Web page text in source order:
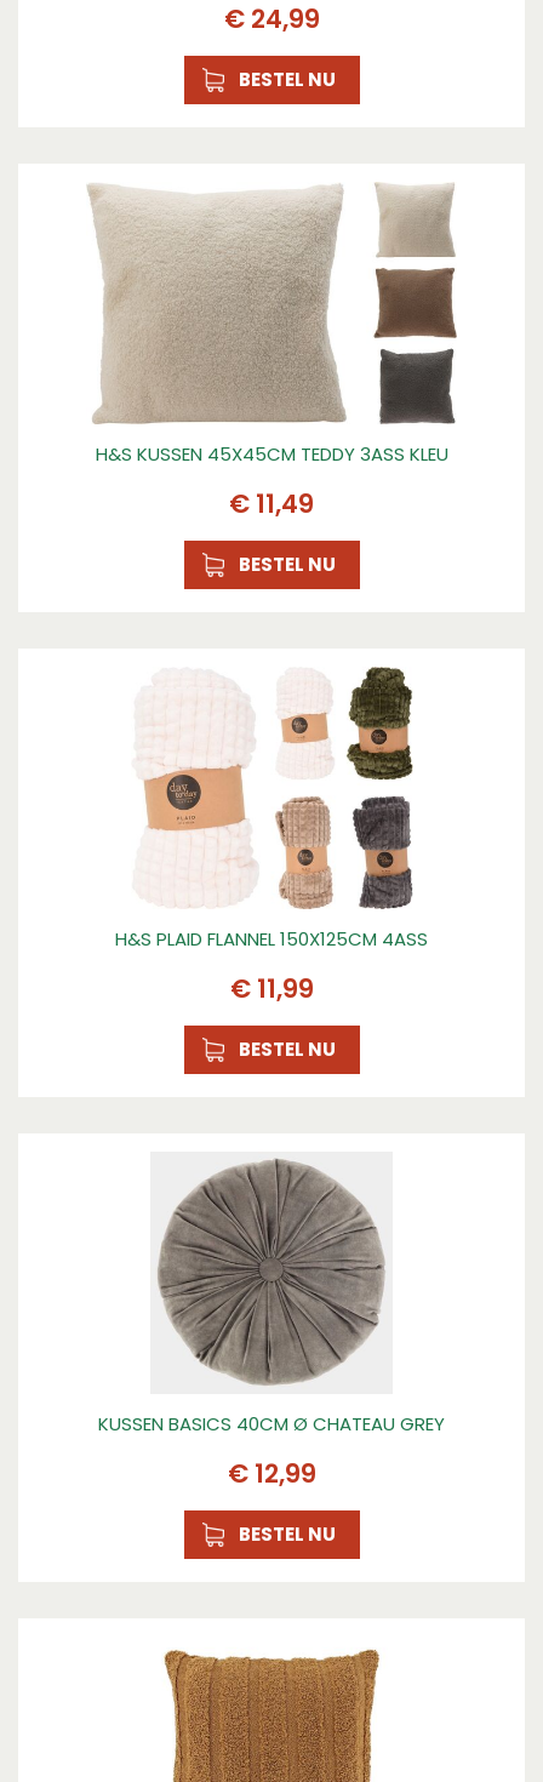
€ 24,99
BESTEL NU
H&S KUSSEN 45X45CM TEDDY 3ASS KLEU
€ 11,49
BESTEL NU
H&S PLAID FLANNEL 150X125CM 4ASS
€ 11,99
BESTEL NU
KUSSEN BASICS 40CM Ø CHATEAU GREY
€ 12,99
BESTEL NU